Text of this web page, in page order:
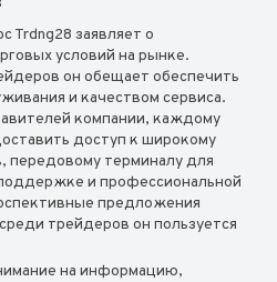
Trdng28 заявляет о
условий на рынке.
он обещает обеспечить
и качеством сервиса.
компании, каждому
доступ к широкому
передовому терминалу для
и профессиональной
предложения
трейдеров он пользуется
на информацию,